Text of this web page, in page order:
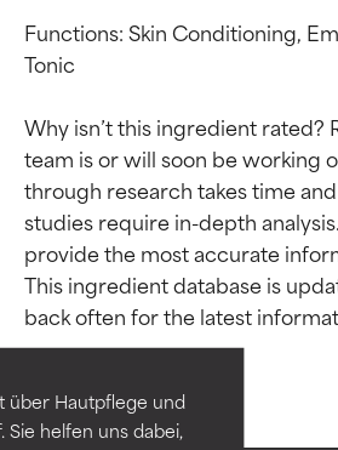
über Hautpflege und
helfen uns dabei,
Functions: Skin Conditioning,
Tonic
Why isn’t this ingredient rated?
team is or will soon be working
through research takes time
studies require in-depth
provide the most accurate
This ingredient database is
Bewertung der
Inhaltsstoffe
Erwiesen und durch
unabhängige Studien
Bewertung der
Inhaltsstoffe
Erwiesen und durch
unabhängige Studien